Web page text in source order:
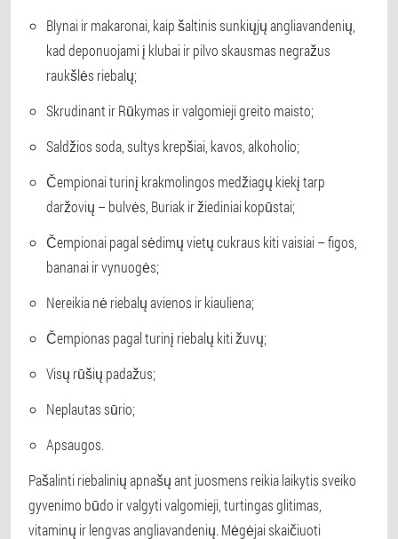
Blynai ir makaronai, kaip šaltinis sunkiųjų angliavandenių,
kad deponuojami į klubai ir pilvo skausmas negražus
raukšlės riebalų;
Skrudinant ir Rūkymas ir valgomieji greito maisto;
Saldžios soda, sultys krepšiai, kavos, alkoholio;
Čempionai turinį krakmolingos medžiagų kiekį tarp
daržovių – bulvės, Buriak ir žiediniai kopūstai;
Čempionai pagal sėdimų vietų cukraus kiti vaisiai – figos,
bananai ir vynuogės;
Nereikia nė riebalų avienos ir kiauliena;
Čempionas pagal turinį riebalų kiti žuvų;
Visų rūšių padažus;
Neplautas sūrio;
Apsaugos.
Pašalinti riebalinių apnašų ant juosmens reikia laikytis sveiko
gyvenimo būdo ir valgyti valgomieji, turtingas glitimas,
vitaminų ir lengvas angliavandenių. Mėgėjai skaičiuoti